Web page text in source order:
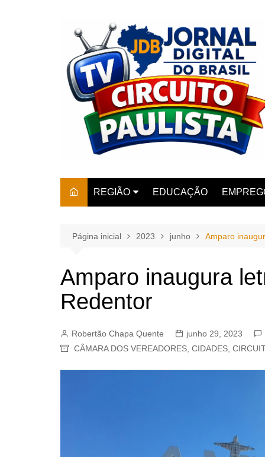
REGIÃO
AMPARO
JUNDIAÍ
LIMEIRA
EDUCAÇÃO
Página inicial 2023 junho Amparo
Amparo inaugura
Redentor
Robertão Chapa Quente junho 29, 2023
CÂMARA DOS VEREADORES CIDADES